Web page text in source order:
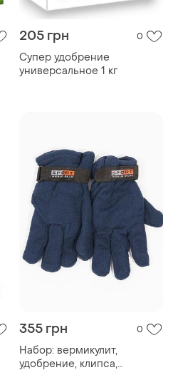
205 грн 0
Супер удобрение
универсальное 1 кг
355 грн 0
Набор: вермикулит,
удобрение, клипса,